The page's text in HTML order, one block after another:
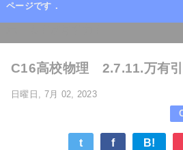
ページです．
C16高校物理 2.7.11.万有引
日曜日, 7月 02, 2023
t f B!